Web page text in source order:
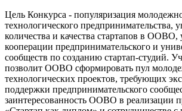
Цель Конкурса - популяризация
технологического предпринимательства,
количества и качества стартапов в ООВО,
кооперации предпринимательского и
сообществ по созданию стартап-студий.
позволит ООВО сформировать пул
технологических проектов, требующих
поддержки предпринимательского
заинтересованность ООВО в реализации